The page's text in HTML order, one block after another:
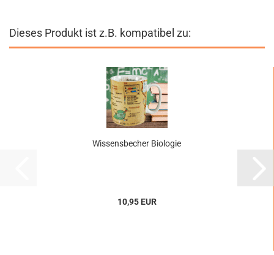
Dieses Produkt ist z.B. kompatibel zu:
Wissensbecher Biologie
10,95 EUR